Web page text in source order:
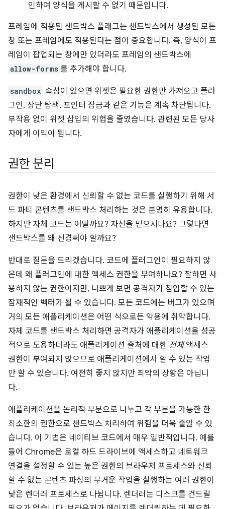
인하여 양식을 게시할 수 없기 때문입니다.
프레임에 적용된 샌드박스 플래그는 샌드박스에서 생성된 모든
창 또는 프레임에도 적용된다는 점이 중요합니다. 즉, 양식이 프
레임이 팝업되는 창에만 있더라도 프레임의 샌드박스에
allow-forms 를 추가해야 합니다.
sandbox 속성이 있으면 위젯은 필요한 권한만 가져오고 플러
그인, 상단 탐색, 포인터 잠금과 같은 기능은 계속 차단됩니다.
부작용 없이 위젯 삽입의 위험을 줄였습니다. 관련된 모든 당사
자에게 이익이 됩니다.
권한 분리
권한이 낮은 환경에서 신뢰할 수 없는 코드를 실행하기 위해 서
드 파티 콘텐츠를 샌드박스 처리하는 것은 분명히 유용합니다.
하지만 자체 코드는 어떨까요? 자신을 믿으시나요? 그렇다면
샌드박스를 왜 신경써야 할까요?
반대로 질문을 드리겠습니다. 코드에 플러그인이 필요하지 않
은데 왜 플러그인에 대한 액세스 권한을 부여하나요? 잘하면 사
용하지 않는 권한이지만, 나쁘게 보면 공격자가 침입할 수 있는
잠재적인 벡터가 될 수 있습니다. 모든 코드에는 버그가 있으며
거의 모든 애플리케이션은 어떤 식으로든 악용에 취약합니다.
자체 코드를 샌드박스 처리하면 공격자가 애플리케이션을 성공
적으로 도용하더라도 애플리케이션 출처에 대한 전체액세스
권한이 부여되지 않으므로 애플리케이션에서 할 수 있는 작업
만 할 수 있습니다. 여전히 좋지 않지만 최악의 상황은 아닙니
다.
애플리케이션을 논리적 부분으로 나누고 각 부분을 가능한 한
최소한의 권한으로 샌드박스 처리하여 위험을 더욱 줄일 수 있
습니다. 이 기법은 네이티브 코드에서 매우 일반적입니다. 예를
들어 Chrome은 로컬 하드 드라이브에 액세스하고 네트워크
연결을 설정할 수 있는 높은 권한의 브라우저 프로세스와 신뢰
할 수 없는 콘텐츠 파싱의 무거운 작업을 실행하는 여러 권한이
낮은 렌더러 프로세스로 나뉩니다. 렌더러는 디스크를 건드릴